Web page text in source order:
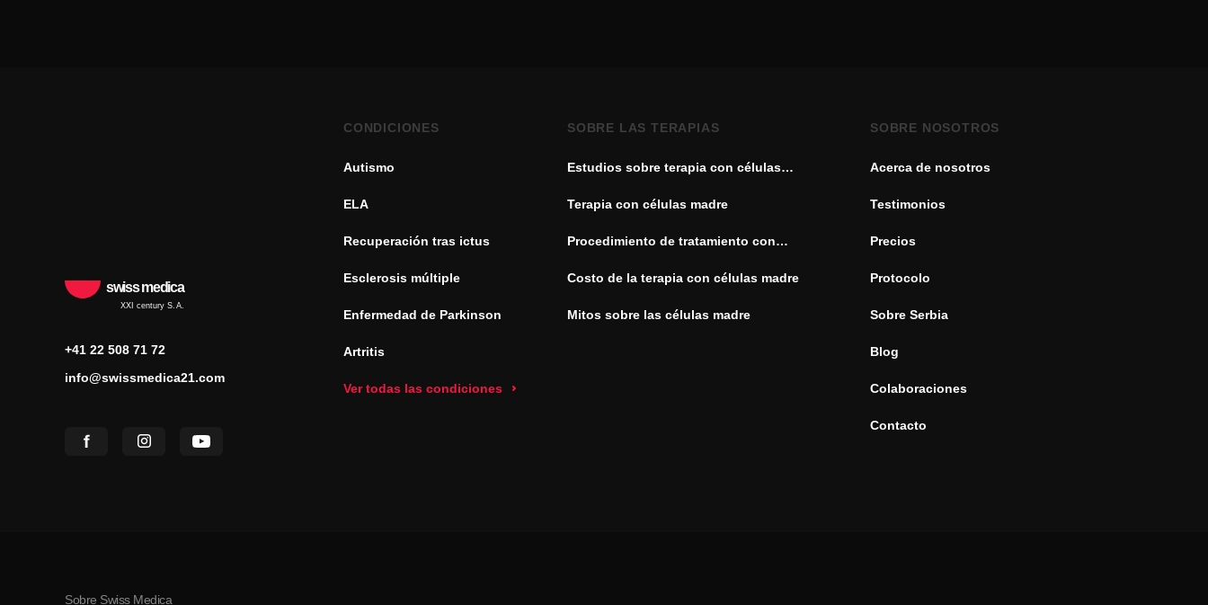
swiss medica
XXI century S.A.
+41 22 508 71 72
info@swissmedica21.com
CONDICIONES
Autismo
ELA
Recuperación tras ictus
Esclerosis múltiple
Enfermedad de Parkinson
Artritis
Ver todas las condiciones
SOBRE LAS TERAPIAS
Estudios sobre terapia con células
Terapia con células madre
Procedimiento de tratamiento con
Costo de la terapia con células madre
Mitos sobre las células madre
SOBRE NOSOTROS
Acerca de nosotros
Testimonios
Precios
Protocolo
Sobre Serbia
Blog
Colaboraciones
Contacto
Sobre Swiss Medica